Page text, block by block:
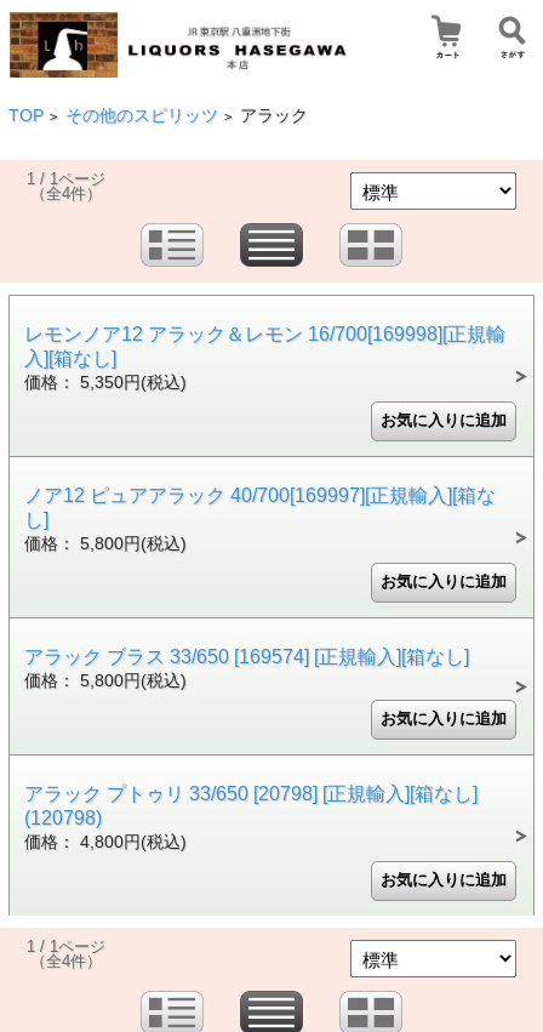
TOP > その他のスピリッツ > アラック
1 / 1ページ
（全4件）
レモンノア12 アラック＆レモン 16/700[169998][正規輸
入][箱なし]
価格： 5,350円(税込)
ノア12 ピュアアラック 40/700[169997][正規輸入][箱な
し]
価格： 5,800円(税込)
アラック ブラス 33/650 [169574] [正規輸入][箱なし]
価格： 5,800円(税込)
アラック プトゥリ 33/650 [20798] [正規輸入][箱なし]
(120798)
価格： 4,800円(税込)
1 / 1ページ
（全4件）